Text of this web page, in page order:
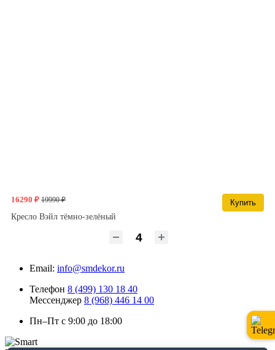
16290 ₽ 19990 ₽
Купить
Кресло Вэйл тёмно-зелёный
Email: info@smdekor.ru
Телефон 8 (499) 130 18 40
Мессенджер 8 (968) 446 14 00
Пн–Пт с 9:00 до 18:00